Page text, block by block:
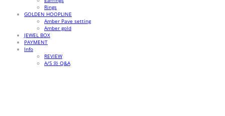
Rings
GOLDEN HOOPLINE
Amber Pave setting
Amber gold
JEWEL BOX
PAYMENT
Info
REVIEW
A/S 와 Q&A